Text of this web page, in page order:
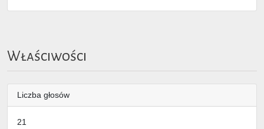
Właściwości
Liczba głosów
21